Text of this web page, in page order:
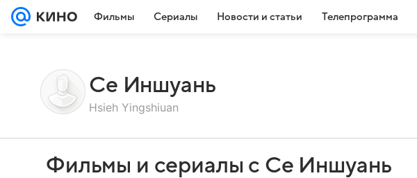
Фильмы Сериалы Новости и статьи Телепрограмма
Се Иншуань
Hsieh Yingshiuan
Фильмы и сериалы с Се Иншуань